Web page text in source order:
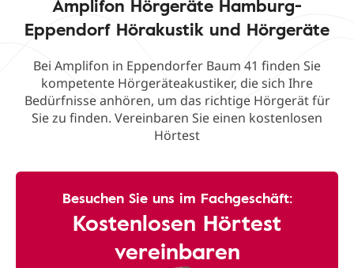
Eppendorf Hörakustik und Hörgeräte
Bei Amplifon in Eppendorfer Baum 41 finden Sie
kompetente Hörgeräteakustiker, die sich Ihre
Bedürfnisse anhören, um das richtige Hörgerät für
Sie zu finden. Vereinbaren Sie einen kostenlosen
Hörtest
Besuchen Sie uns im Fachgeschäft:
Kostenlosen Hörtest
vereinbaren